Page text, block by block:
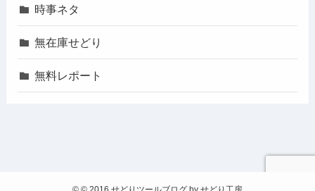
時事ネタ
無在庫せどり
無料レポート